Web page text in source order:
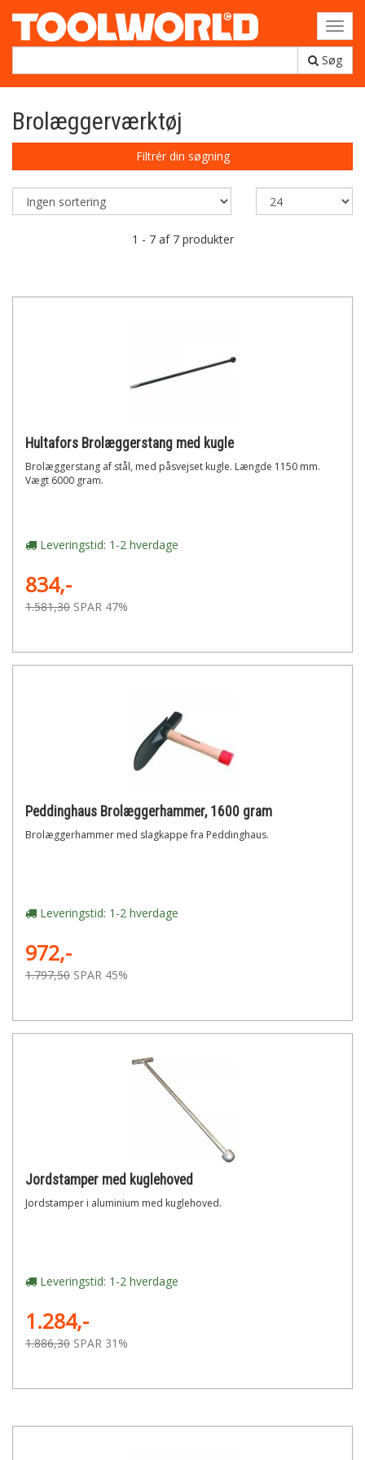
Søg
Brolæggerværktøj
Filtrér din søgning
1 - 7 af 7 produkter
Hultafors Brolæggerstang med kugle
Brolæggerstang af stål, med påsvejset kugle. Længde 1150 mm.
Vægt 6000 gram.
Leveringstid: 1-2 hverdage
834,-
1.581,30 SPAR 47%
Peddinghaus Brolæggerhammer, 1600 gram
Brolæggerhammer med slagkappe fra Peddinghaus.
Leveringstid: 1-2 hverdage
972,-
1.797,50 SPAR 45%
Jordstamper med kuglehoved
Jordstamper i aluminium med kuglehoved.
Leveringstid: 1-2 hverdage
1.284,-
1.886,30 SPAR 31%